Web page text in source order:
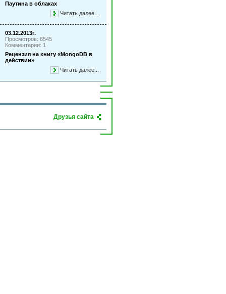
Паутина в облаках
Читать далее...
03.12.2013г.
Просмотров: 6545
Комментарии: 1
Рецензия на книгу «MongoDB в
действии»
Читать далее...
Друзья сайта